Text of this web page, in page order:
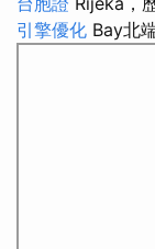
引擎優化 Bay北